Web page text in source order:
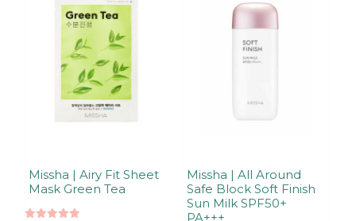
Missha | Airy Fit Sheet
Mask Green Tea
Missha | All Around
Safe Block Soft Finish
Sun Milk SPF50+
PA+++